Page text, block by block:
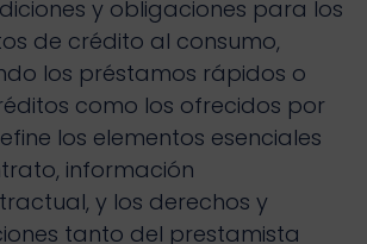
y obligaciones para los
de crédito al consumo,
los préstamos rápidos o
como los ofrecidos por
los elementos esenciales
información
y los derechos y
tanto del prestamista